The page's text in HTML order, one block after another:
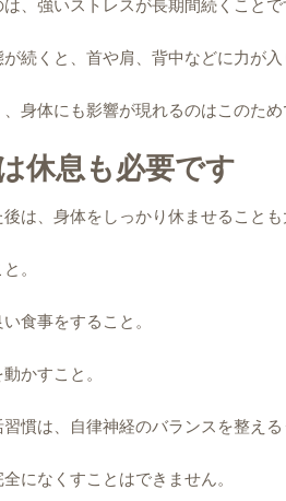
、強いストレスが長期間続くことで
続くと、首や肩、背中などに力が
身体にも影響が現れるのはこのため
休息も必要です
は、身体をしっかり休ませることも
。
食事をすること。
かすこと。
慣は、自律神経のバランスを整え
になくすことはできません。